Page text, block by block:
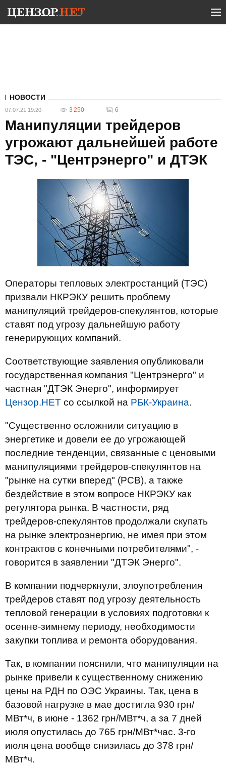
НОВОСТИ
07.07.21 19:20 3 250 6
Манипуляции трейдеров
угрожают дальнейшей работе
ТЭС, - "Центрэнерго" и ДТЭК
Операторы тепловых электростанций (ТЭС)
призвали НКРЭКУ решить проблему
манипуляций трейдеров-спекулянтов, которые
ставят под угрозу дальнейшую работу
генерирующих компаний.
Соответствующие заявления опубликовали
государственная компания "Центрэнерго" и
частная "ДТЭК Энерго", информирует
Цензор.НЕТ со ссылкой на РБК-Украина.
"Существенно осложнили ситуацию в
энергетике и довели ее до угрожающей
последние тенденции, связанные с ценовыми
манипуляциями трейдеров-спекулянтов на
"рынке на сутки вперед" (РСВ), а также
бездействие в этом вопросе НКРЭКУ как
регулятора рынка. В частности, ряд
трейдеров-спекулянтов продолжали скупать
на рынке электроэнергию, не имея при этом
контрактов с конечными потребителями", -
говорится в заявлении "ДТЭК Энерго".
В компании подчеркнули, злоупотребления
трейдеров ставят под угрозу деятельность
тепловой генерации в условиях подготовки к
осенне-зимнему периоду, необходимости
закупки топлива и ремонта оборудования.
Так, в компании пояснили, что манипуляции на
рынке привели к существенному снижению
цены на РДН по ОЭС Украины. Так, цена в
базовой нагрузке в мае достигла 930 грн/
МВт*ч, в июне - 1362 грн/МВт*ч, а за 7 дней
июля опустилась до 765 грн/МВт*час. 3-го
июля цена вообще снизилась до 378 грн/
МВт*ч.